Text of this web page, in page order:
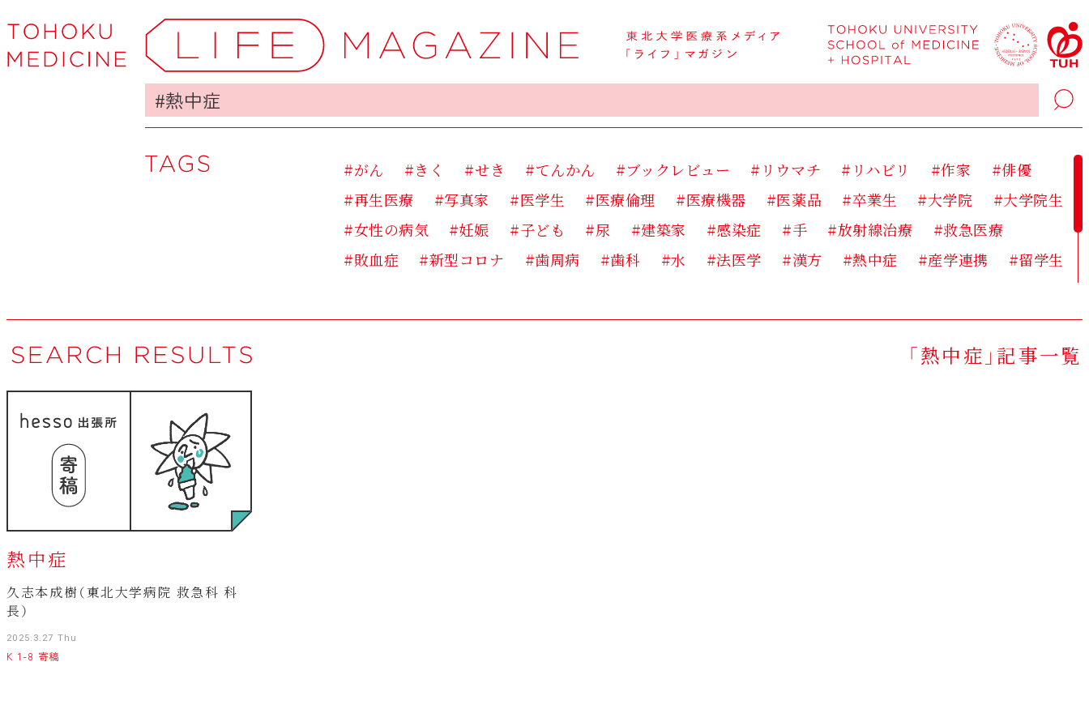
#がん #きく #せき #てんかん #ブックレビュー #リウマチ #リハビリ #作家
#俳優
#再生医療
#写真家 #医学生 #医療倫理 #医療機器 #医薬品 #卒業生 #大学院
#大学院生
#女性の病気
#妊娠 #子ども #尿 #建築家 #感染症 #手 #放射線治療
#救急医療
#敗血症
#新型コロナ #歯周病 #歯科 #水 #法医学 #漢方 #熱中症 #産学連携
#留学生
#糖尿病
#老化 #肥満 #肩凝り #脳卒中 #臨床宗教師 #芸人 #薬 #薬剤師
#認知症
「熱中症」記事一覧
熱中症
久志本成樹（東北大学病院 救急科 科
長）
2025.3.27 Thu
K 1-8 寄稿